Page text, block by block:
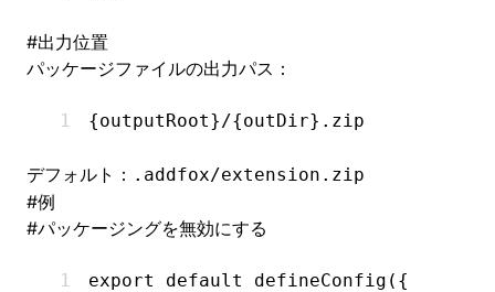
#出力位置
パッケージファイルの出力パス：
{outputRoot}/{outDir}.zip
デフォルト： .addfox/extension.zip
#例
#パッケージングを無効にする
export default defineConfig ({